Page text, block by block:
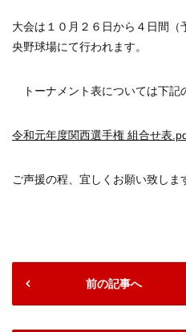
大会は１０月２６日から４日間
央野球場にて行われます。
トーナメント表については下記
令和元年度関西選手権 組合せ表
ご声援の程、宜しくお願い致しま
前の記事へ